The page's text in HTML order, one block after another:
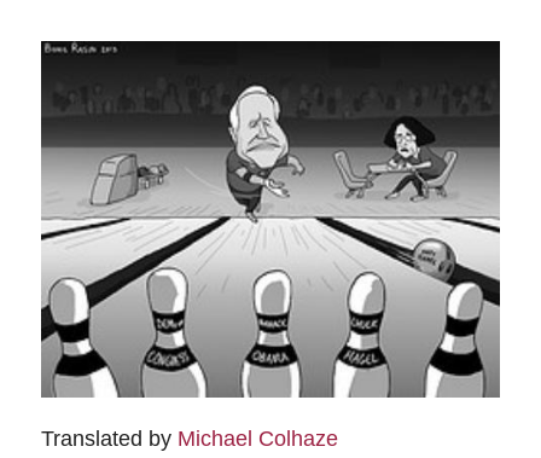
Translated by Michael Colhaze